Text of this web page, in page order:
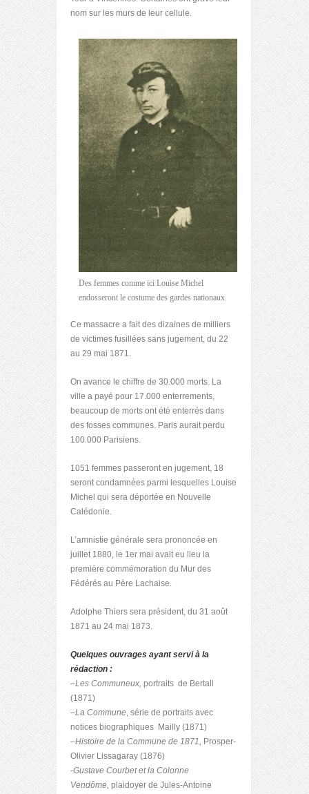
nom sur les murs de leur cellule.
Des femmes comme ici Louise Michel
endosseront le costume des gardes nationaux.
Ce massacre a fait des dizaines de milliers
de victimes fusillées sans jugement, du 22
au 29 mai 1871.
On avance le chiffre de 30.000 morts. La
ville a payé pour 17.000 enterrements,
beaucoup de morts ont été enterrés dans
des fosses communes. Paris aurait perdu
100.000 Parisiens.
1051 femmes passeront en jugement, 18
seront condamnées parmi lesquelles Louise
Michel qui sera déportée en Nouvelle
Calédonie.
L’amnistie générale sera prononcée en
juillet 1880, le 1er mai avait eu lieu la
première commémoration du Mur des
Fédérés au Père Lachaise.
Adolphe Thiers sera président, du 31 août
1871 au 24 mai 1873.
Quelques ouvrages ayant servi à la
rédaction :
–Les Communeux, portraits de Bertall
(1871)
–La Commune, série de portraits avec
notices biographiques Mailly (1871)
–Histoire de la Commune de 1871, Prosper-
Olivier Lissagaray (1876)
-Gustave Courbet et la Colonne
Vendôme, plaidoyer de Jules-Antoine